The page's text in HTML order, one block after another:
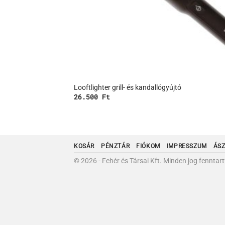
Looftlighter grill- és kandallógyújtó
26.500 Ft
KOSÁR PÉNZTÁR FIÓKOM IMPRESSZUM
© 2026 - Fehér és Társai Kft. Minden jog